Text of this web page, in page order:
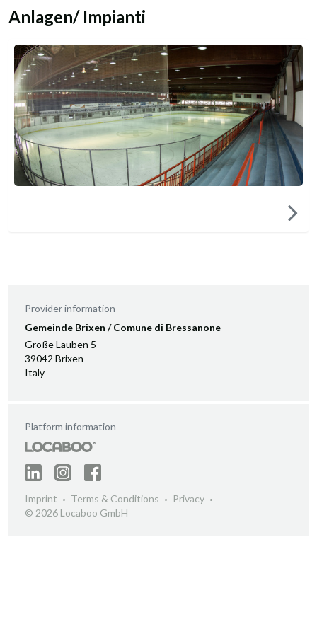
Anlagen/ Impianti
Provider information
Gemeinde Brixen / Comune di Bressanone
Große Lauben 5
39042 Brixen
Italy
Platform information
Imprint Terms & Conditions
Privacy
© 2026 Locaboo GmbH